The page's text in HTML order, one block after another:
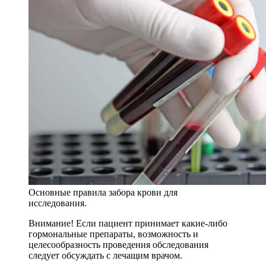
Основные правила забора крови для
исследования.
Внимание! Если пациент принимает какие-либо
гормональные препараты, возможность и
целесообразность проведения обследования
следует обсуждать с лечащим врачом.